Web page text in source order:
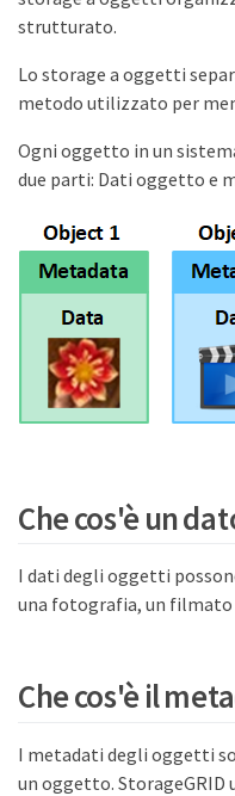
strutturato.
Lo storage a oggetti
metodo utilizzato per
Ogni oggetto in un
due parti: Dati oggetto e
Che cos'è un
I dati degli oggetti
una fotografia, un filmato
Che cos'è il
I metadati degli oggetti
un oggetto.